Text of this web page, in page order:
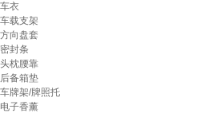
车衣
车载支架
方向盘套
密封条
头枕腰靠
后备箱垫
车牌架/牌照托
电子香薰